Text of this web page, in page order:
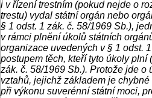
i v řízení trestním (pokud nejde o
trestu) vydal státní orgán nebo
§ 1 odst. 1 zák. č. 58/1969 Sb.),
v rámci plnění úkolů státních
organizace uvedených v § 1 odst.
postupem těch, kteří tyto úkoly plní
zák. č. 58/1969 Sb.). Protože jde o
vztahů, jejichž základem je
při výkonu suverénní státní moci,